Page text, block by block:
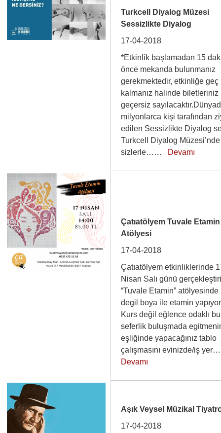
Turkcell Diyalog Müzesi
Sessizlikte Diyalog
17-04-2018
*Etkinlik başlamadan 15
önce mekanda bulunmanız
gerekmektedir, etkinliğe geç
kalmanız halinde biletleriniz
geçersiz
milyonlarca kişi tarafından
edilen Sessizlikte Diyalog
Turkcell Diyalog Müzesi’nde
sizlerle…… Devamı
Çatıatölyem Tuvale Etamin
Atölyesi
17-04-2018
Çatıatölyem etkinliklerinde
Nisan Salı günü
“Tuvale Etamin”
degil boya ile etamin
Kurs değil eğlence odaklı
seferlik buluşmada
eşliğinde yapacağınız tablo
çalışmasını evinizde/iş
Devamı
Aşık Veysel Müzikal
17-04-2018